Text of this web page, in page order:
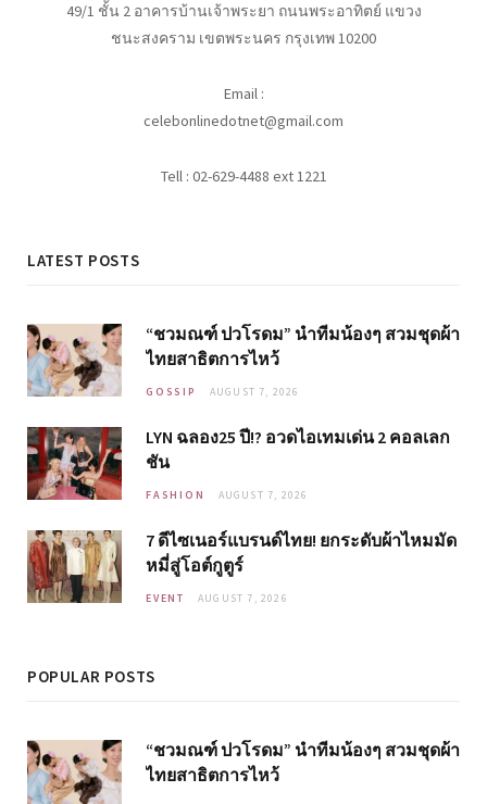
49/1 ชั้น 2 อาคารบ้านเจ้าพระยา ถนนพระอาทิตย์ แขวง
ชนะสงคราม เขตพระนคร กรุงเทพ 10200
Email :
celebonlinedotnet@gmail.com
Tell : 02-629-4488 ext 1221
LATEST POSTS
“ชวมณฑ์ ปวโรดม” นำทีมน้องๆ สวมชุดผ้า
ไทยสาธิตการไหว้
GOSSIP AUGUST 7, 2026
LYN ฉลอง25 ปี!? อวดไอเทมเด่น 2 คอลเลก
ชัน
FASHION AUGUST 7, 2026
7 ดีไซเนอร์แบรนด์ไทย! ยกระดับผ้าไหมมัด
หมี่สู่โอต์กูตูร์
EVENT AUGUST 7, 2026
POPULAR POSTS
“ชวมณฑ์ ปวโรดม” นำทีมน้องๆ สวมชุดผ้า
ไทยสาธิตการไหว้